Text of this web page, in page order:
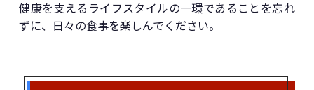
健康を支えるライフスタイルの一環であることを忘れ
ずに、日々の食事を楽しんでください。